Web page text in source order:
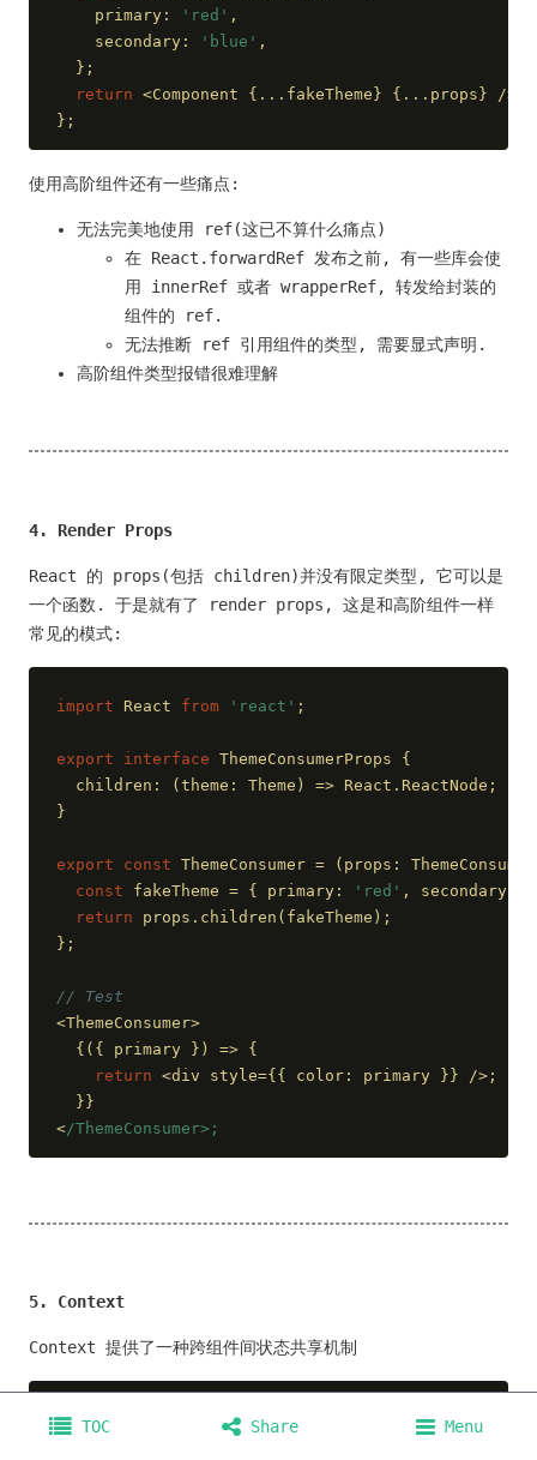
    primary:
'red' ,
    secondary:
'blue' ,
  };
return <Component {...fakeTheme} {...props} />;
};
使用高阶组件还有一些痛点:
无法完美地使用 ref(这已不算什么痛点)
在 React.forwardRef 发布之前, 有一些库会使
用 innerRef 或者 wrapperRef, 转发给封装的
组件的 ref.
无法推断 ref 引用组件的类型, 需要显式声明.
高阶组件类型报错很难理解
4. Render Props
React 的 props(包括 children)并没有限定类型, 它可以是
一个函数. 于是就有了 render props, 这是和高阶组件一样
常见的模式:
import React from 'react' ;
export interface ThemeConsumerProps {
  children:
(theme: Theme ) => React.ReactNode;
}
export const ThemeConsumer = ( props:
const fakeTheme = { primary: 'red' , secondary:
return props.children(fakeTheme);
};
// Test
<ThemeConsumer>
  {
( { primary } ) => {
return <div style={{ color: primary }} />;
  }}
</ThemeConsumer>;
5. Context
Context 提供了一种跨组件间状态共享机制
import React, { FC, useContext } 'react'
TOC Share Menu